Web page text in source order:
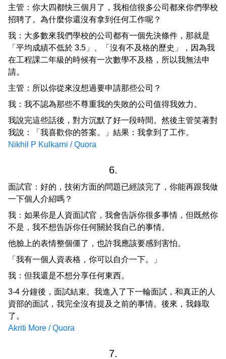
主管：你大四都快三個月了，我相信很多公司都來你們學校
招聘了。為什麼你還沒有拿到任何工作呢？
我：大多數來我們學校的公司都有一個先決條件，那就是
「平均成績不低於 3.5」、「沒有不及格的歷史」，因為我
在工程課二年級的時候有一次數學不及格，所以我無法申
請。
主管：所以你從來沒想過要申請那些公司？
我：我不認為那些不尊重我的失敗的公司值得我效力。
我說完這些話後，對方沉默了好一段時間。然後主管笑著對
我說：「我喜歡你的答案。」結果：我拿到了工作。
Nikhil P Kulkarni / Quora
6.
面試官：好的，技術方面的問題已經談完了，你能再跟我做
一下個人介紹嗎？
我：如果你是人資面試官，我會告訴你很多事情，但既然你
不是，我不想告訴你任何關於我自己的事情。
他臉上的表情整個僵了，也許我應該要感到害怕。
「我有一個人資表格，你可以自介一下。」
我：但我還是不想分享任何東西。
3-4 分鐘後，面試結束。我進入了下一輪面試，和真正的人
資部的面試，我完全沒有提及之前的事情。後來，我錄取
了。
Akriti More / Quora
7.